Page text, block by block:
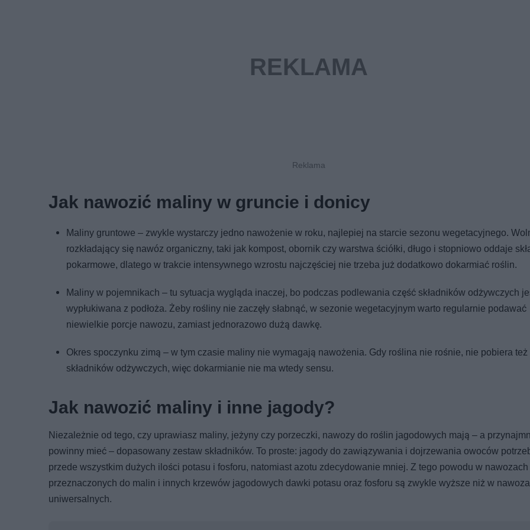
Jak nawozić maliny w gruncie i donicy
Maliny gruntowe – zwykle wystarczy jedno nawożenie w roku, najlepiej na starcie sezonu wegetacyjnego.
rozkładający się nawóz organiczny, taki jak kompost, obornik czy warstwa ściółki, długo i stopniowo oddaje
pokarmowe, dlatego w trakcie intensywnego wzrostu najczęściej nie trzeba już dodatkowo dokarmiać roślin.
Maliny w pojemnikach – tu sytuacja wygląda inaczej, bo podczas podlewania część składników odżywczych
wypłukiwana z podłoża. Żeby rośliny nie zaczęły słabnąć, w sezonie wegetacyjnym warto regularnie podawać
niewielkie porcje nawozu, zamiast jednorazowo dużą dawkę.
Okres spoczynku zimą – w tym czasie maliny nie wymagają nawożenia. Gdy roślina nie rośnie, nie pobiera też
składników odżywczych, więc dokarmianie nie ma wtedy sensu.
Jak nawozić maliny i inne jagody?
Niezależnie od tego, czy uprawiasz maliny, jeżyny czy porzeczki, nawozy do roślin jagodowych mają – a
powinny mieć – dopasowany zestaw składników. To proste: jagody do zawiązywania i dojrzewania owoców
przede wszystkim dużych ilości potasu i fosforu, natomiast azotu zdecydowanie mniej. Z tego powodu w nawozach
przeznaczonych do malin i innych krzewów jagodowych dawki potasu oraz fosforu są zwykle wyższe niż w
uniwersalnych.